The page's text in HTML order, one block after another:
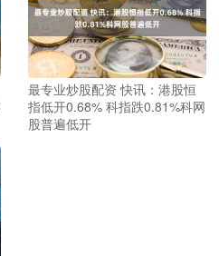
最专业炒股配资 快讯：港股恒
指低开0.68% 科指跌0.81%科网
股普遍低开